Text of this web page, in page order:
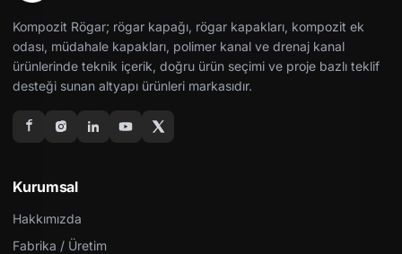
Kompozit Rögar; rögar kapağı, rögar kapakları, kompozit ek
odası, müdahale kapakları, polimer kanal ve drenaj kanal
ürünlerinde teknik içerik, doğru ürün seçimi ve proje bazlı teklif
desteği sunan altyapı ürünleri markasıdır.
Kurumsal
Hakkımızda
Fabrika / Üretim